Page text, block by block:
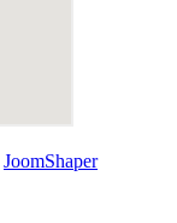
JoomShaper